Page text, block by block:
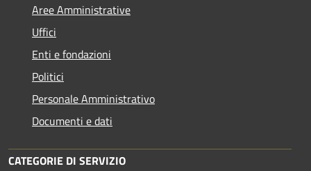
Aree Amministrative
Uffici
Enti e fondazioni
Politici
Personale Amministrativo
Documenti e dati
CATEGORIE DI SERVIZIO